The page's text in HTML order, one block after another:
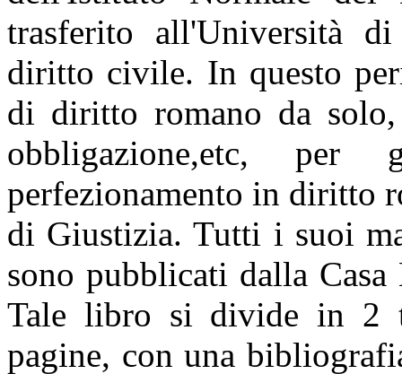
trasferito all'Università
diritto civile. In questo
di diritto romano da
obbligazione,etc,
perfezionamento in diritto
di Giustizia. Tutti i suoi
sono pubblicati dalla
Tale libro si divide in 2
pagine, con una